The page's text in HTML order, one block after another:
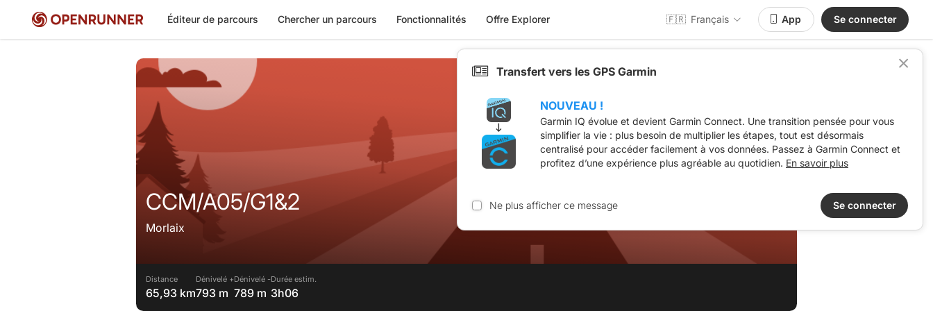
Éditeur de parcours Chercher un parcours Fonctionnalités Offre Explorer 🇫🇷 Français App Se connecter
CCM/A05/G1&2
Morlaix
Distance
65,93 km
Dénivelé +
793 m
Dénivelé -
789 m
Durée estim.
3h06
Transfert vers les GPS Garmin
NOUVEAU !
Garmin IQ évolue et devient Garmin Connect. Une transition pensée pour vous
simplifier la vie : plus besoin de multiplier les étapes, tout est désormais
centralisé pour accéder facilement à vos données. Passez à Garmin Connect et
profitez d’une expérience plus agréable au quotidien. En savoir plus
Ne plus afficher ce message Se connecter